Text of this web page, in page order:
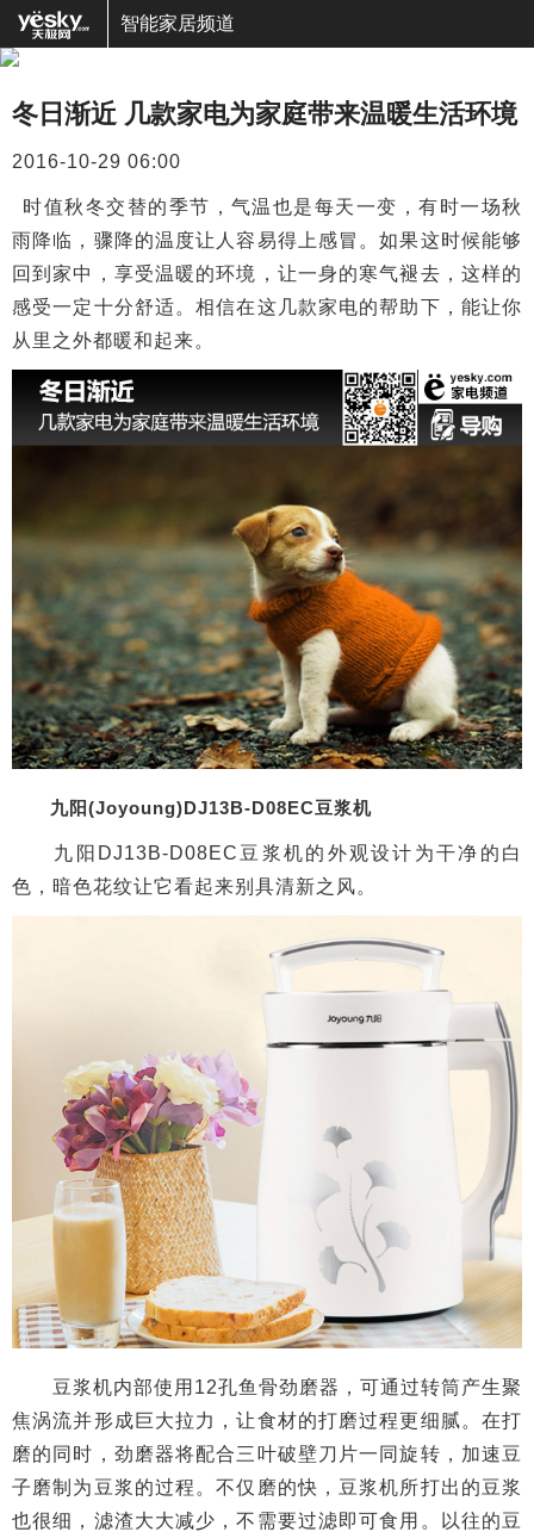
智能家居频道
冬日渐近 几款家电为家庭带来温暖生活环境
2016-10-29 06:00
时值秋冬交替的季节，气温也是每天一变，有时一场秋
雨降临，骤降的温度让人容易得上感冒。如果这时候能够
回到家中，享受温暖的环境，让一身的寒气褪去，这样的
感受一定十分舒适。相信在这几款家电的帮助下，能让你
从里之外都暖和起来。
九阳(Joyoung)DJ13B-D08EC豆浆机
九阳DJ13B-D08EC豆浆机的外观设计为干净的白
色，暗色花纹让它看起来别具清新之风。
豆浆机内部使用12孔鱼骨劲磨器，可通过转筒产生聚
焦涡流并形成巨大拉力，让食材的打磨过程更细腻。在打
磨的同时，劲磨器将配合三叶破壁刀片一同旋转，加速豆
子磨制为豆浆的过程。不仅磨的快，豆浆机所打出的豆浆
也很细，滤渣大大减少，不需要过滤即可食用。以往的豆